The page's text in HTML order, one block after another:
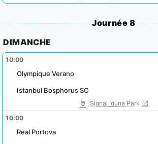
Journée 8
DIMANCHE
10:00
Olympique Verano
Istanbul Bosphorus SC
Signal Iduna Park
10:00
Real Portova